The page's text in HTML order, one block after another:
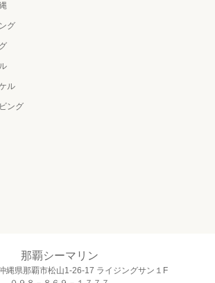
グ
ル
ング
那覇シーマリン
縄県那覇市松山1-26-17 ライジングサン１F